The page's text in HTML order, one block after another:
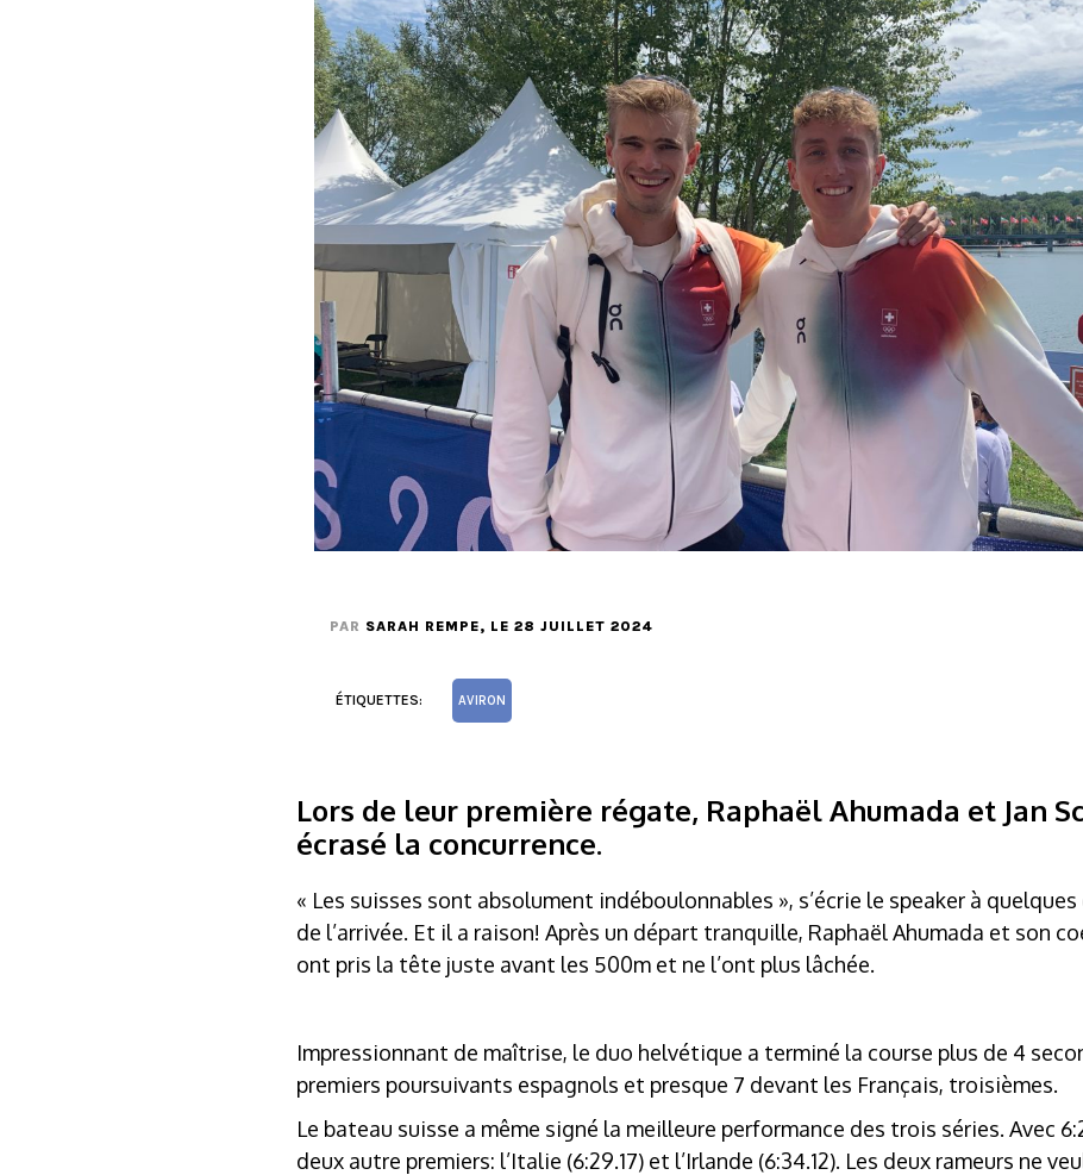
PAR SARAH REMPE, LE 28 JUILLET 2024
ÉTIQUETTES: AVIRON
Lors de leur première régate, Raphaël Ahumada et Jan
écrasé la concurrence.
« Les suisses sont absolument indéboulonnables », s’écrie le speaker à
de l’arrivée. Et il a raison! Après un départ tranquille, Raphaël Ahumada et son
ont pris la tête juste avant les 500m et ne l’ont plus lâchée.
Impressionnant de maîtrise, le duo helvétique a terminé la course plus de 4
premiers poursuivants espagnols et presque 7 devant les Français, troisièmes.
Le bateau suisse a même signé la meilleure performance des trois séries. Avec
deux autre premiers: l’Italie (6:29.17) et l’Irlande (6:34.12). Les deux rameurs ne